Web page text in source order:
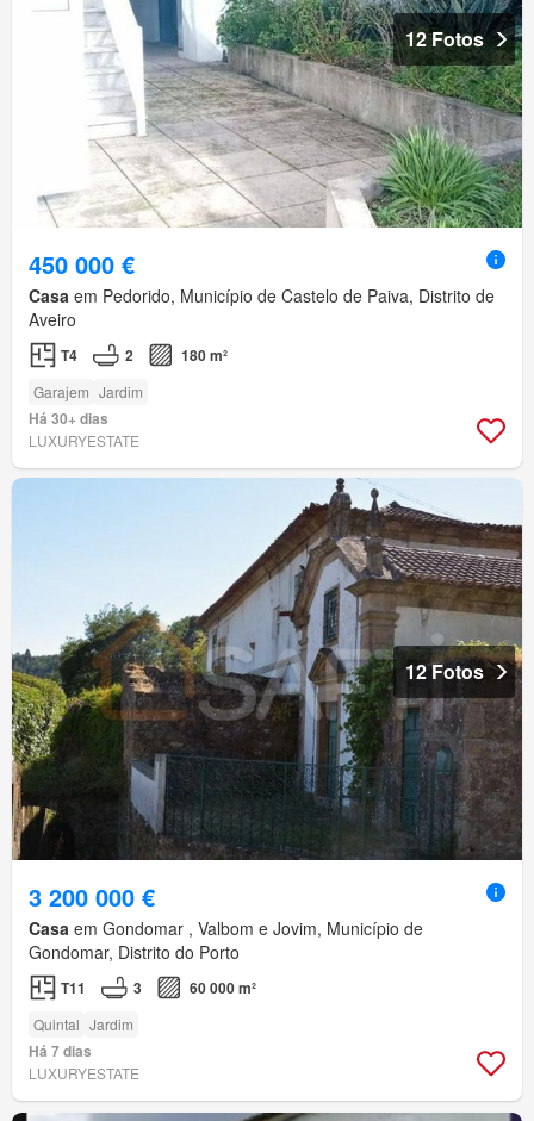
12 Fotos
450 000 €
Casa em Pedorido, Município de Castelo de Paiva, Distrito de
Aveiro
T4 2 180 m²
Garajem Jardim
Há 30+ dias
LUXURYESTATE
12 Fotos
3 200 000 €
Casa em Gondomar , Valbom e Jovim, Município de
Gondomar, Distrito do Porto
T11 3 60 000 m²
Quintal Jardim
Há 7 dias
LUXURYESTATE